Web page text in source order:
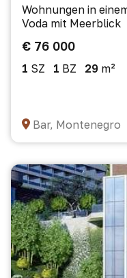
Wohnungen in
Voda mit Meerblick
€ 76 000
1 SZ 1 BZ 29 m²
Bar, Montenegro